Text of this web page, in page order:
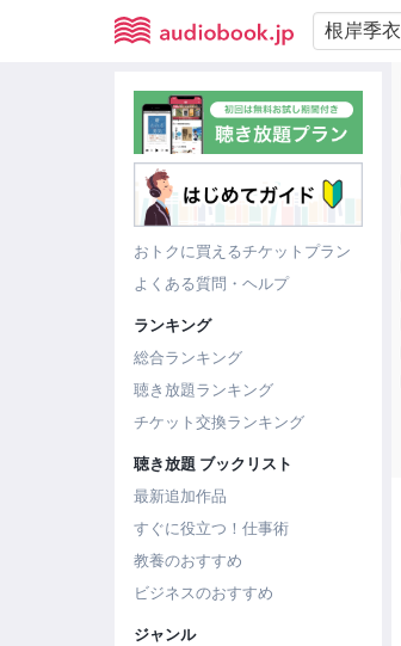
おトクに買えるチケットプラン
よくある質問・ヘルプ
ランキング
総合ランキング
聴き放題ランキング
チケット交換ランキング
聴き放題 ブックリスト
最新追加作品
すぐに役立つ！仕事術
教養のおすすめ
ビジネスのおすすめ
ジャンル